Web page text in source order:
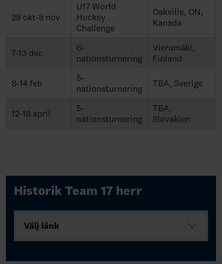
28 okt-8 nov
U17 World
Hockey
Challenge
Oakville, ON,
Kanada
7-13 dec
6-
nationsturnering
Vierumäki,
Finland
8-14 feb
5-
nationsturnering
TBA, Sverige
12-18 april
5-
nationsturnering
TBA,
Slovakien
Historik Team 17 herr
Välj länk